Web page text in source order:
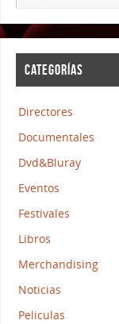
CATEGORÍAS
Directores
Documentales
Dvd&Bluray
Eventos
Festivales
Libros
Merchandising
Noticias
Peliculas